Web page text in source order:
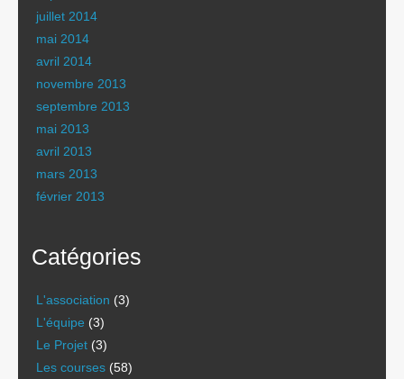
juillet 2014
mai 2014
avril 2014
novembre 2013
septembre 2013
mai 2013
avril 2013
mars 2013
février 2013
Catégories
L'association (3)
L'équipe (3)
Le Projet (3)
Les courses (58)